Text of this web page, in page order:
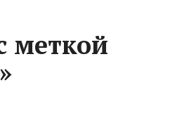
меткой